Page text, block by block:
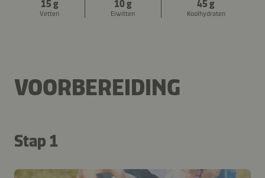
15 g
Vetten
10 g
Eiwitten
45 g
Koolhydraten
VOORBEREIDING
Stap 1